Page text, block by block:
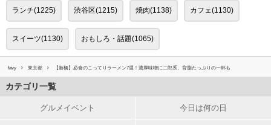
ランチ(1225) 渋谷区(1215) 焼肉(1138) カフェ(1130)
スイーツ(1130) おもしろ・話題(1065)
favy 東京都 【新橋】必食のこってりラーメン7選！濃厚味噌に二郎系、背脂たっぷりの一杯も
カテゴリ一覧
グルメイベント 今日は何の日